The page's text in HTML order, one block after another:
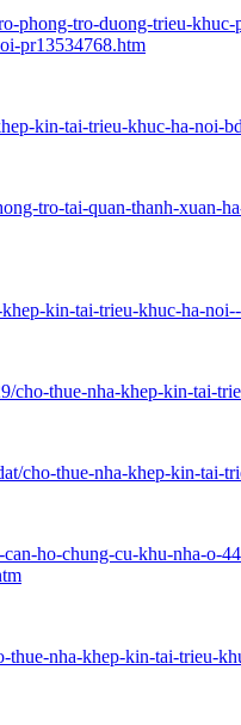
phong-tro-duong-trieu-
pr13534768.htm
kin-tai-trieu-khuc-ha-noi-
tro-tai-quan-thanh-xuan-
kin-tai-trieu-khuc-ha-
cho-thue-nha-khep-kin-tai-
cho-thue-nha-khep-kin-tai-
ho-chung-cu-khu-nha-o-
thue-nha-khep-kin-tai-trieu-